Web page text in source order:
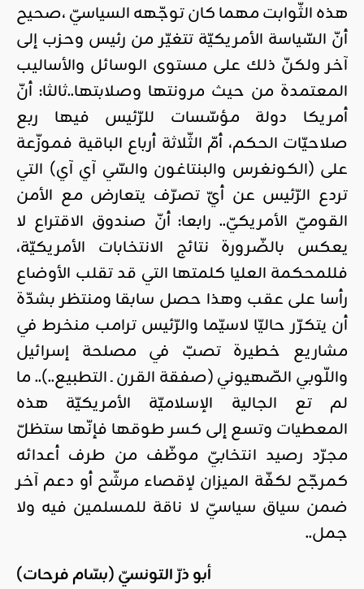
هذه الثّوابت مهما كان توجّهه السياسيّ ،صحيح
أنّ السّياسة الأمريكيّة تتغيّر من رئيس وحزب إلى
آخر ولكنّ ذلك على مستوى الوسائل والأساليب
المعتمدة من حيث مرونتها وصلابتها..ثالثا: أنّ
أمريكا دولة مؤسّسات للرّئيس فيها ربع
صلاحيّات الحكم، أمّ الثّلاثة أرباع الباقية فموزّعة
على (الكونغرس والبنتاغون والسّي آي آي) التي
تردع الرّئيس عن أيّ تصرّف يتعارض مع الأمن
القوميّ الأمريكيّ.. رابعا: أنّ صندوق الاقتراع لا
يعكس بالضّرورة نتائج الانتخابات الأمريكيّة،
فللمحكمة العليا كلمتها التي قد تقلب الأوضاع
رأسا على عقب وهذا حصل سابقا ومنتظر بشدّة
أن يتكرّر حاليّا لاسيّما والرّئيس ترامب منخرط في
مشاريع خطيرة تصبّ في مصلحة إسرائيل
واللّوبي الصّهيوني (صفقة القرن ـ التطبيع..).. ما
لم تع الجالية الإسلاميّة الأمريكيّة هذه
المعطيات وتسع إلى كسر طوقها فإنّها ستظلّ
مجرّد رصيد انتخابيّ موظّف من طرف أعدائه
كمرجّح لكفّة الميزان لإقصاء مرشّح أو دعم آخر
ضمن سياق سياسيّ لا ناقة للمسلمين فيه ولا
جمل..
أبو ذرّ التونسيّ (بسّام فرحات)